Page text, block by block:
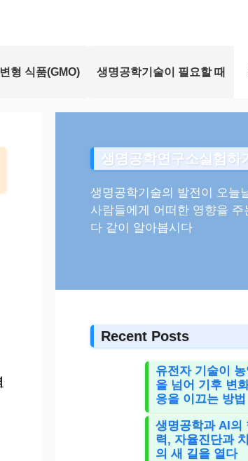
형 식품(GMO) 생명공학기술이 필요할 때
생명공학연구소실험하
생명공학기술의 발전이 오늘
사람들에게 어떠한 영향을 주
다 같이 알아봅시다
Recent Posts
유전자 기술이 농
을 넘어 기후 변
응을 이끄는 방법
생명공학과 AI의
력, 자율진단과
의 새 길을 열다